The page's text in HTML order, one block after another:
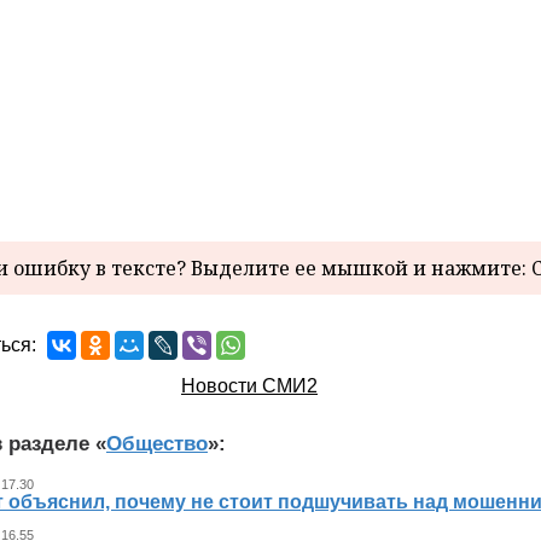
в тексте? Выделите ее мышкой и нажмите:
Новости СМИ2
разделе «Общество»:
объяснил, почему не стоит подшучивать над